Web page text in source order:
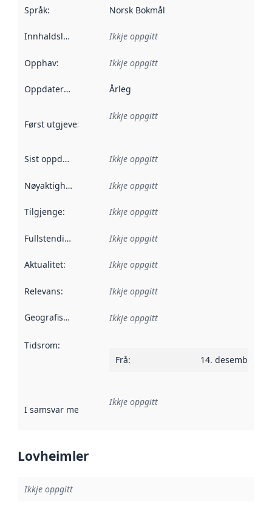
Språk: Norsk Bokmål
Innhaldsleverandørar :
Ikkje oppgitt
Opphav: Ikkje oppgitt
Oppdateringsfrekvens :
Årleg
Først utgjeve: Denne datoen seier når dataa i dette
Ikkje oppgitt
Sist oppdatert Ikkje oppgitt
Nøyaktigheit Ikkje oppgitt
Tilgjenge: Ikkje oppgitt
Fullstendigheit Ikkje oppgitt
Aktualitet: Ikkje oppgitt
Relevans: Ikkje oppgitt
Geografisk område Ikkje oppgitt
Tidsrom:
Frå: 14. desember
I samsvar med Referanse til ei implementeringsregel eller
Ikkje oppgitt
Lovheimler
Ikkje oppgitt